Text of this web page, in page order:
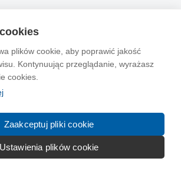
plików cookie, aby poprawić jakość
Kontynuując przeglądanie, wyrażasz
cookies.
Zaakceptuj pliki cookie
Ustawienia plików cookie